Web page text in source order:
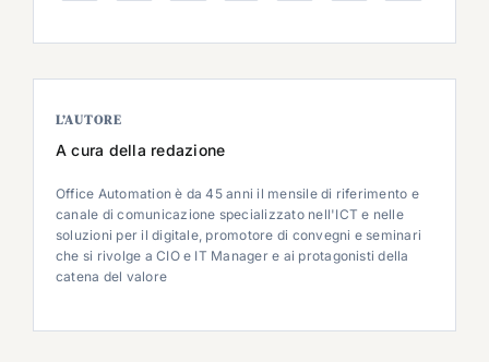
L’AUTORE
A cura della redazione
Office Automation è da 45 anni il mensile di riferimento e
canale di comunicazione specializzato nell'ICT e nelle
soluzioni per il digitale, promotore di convegni e seminari
che si rivolge a CIO e IT Manager e ai protagonisti della
catena del valore